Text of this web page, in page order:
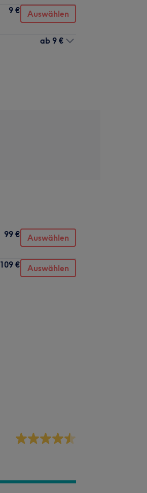
9 € Auswählen
ab 9 €
99 € Auswählen
109 € Auswählen